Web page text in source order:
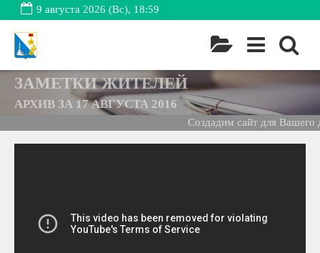
9 августа 2026 (Вс), 18:59
ЗАМЕТКИ ЖИТЕЛЕЙ
АРХИВ ЗА 17 АВГУСТА 2016
Создадим сайт для Вашего